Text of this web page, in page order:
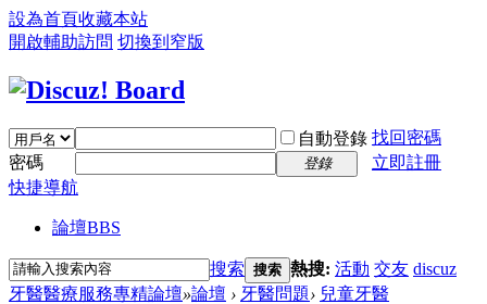
設為首頁收藏本站
開啟輔助訪問 切換到窄版
自動登錄 找回密碼
密碼
登錄
立即註冊
快捷導航
論壇BBS
搜索 搜索 熱搜: 活動 交友 discuz
牙醫醫療服務專精論壇»論壇 › 牙醫問題› 兒童牙醫